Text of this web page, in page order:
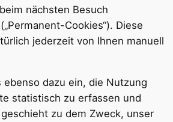
nächsten Besuch
Cookies“). Diese
jederzeit von Ihnen manuell
ebenso dazu ein, die Nutzung
statistisch zu erfassen und
zu dem Zweck, unser